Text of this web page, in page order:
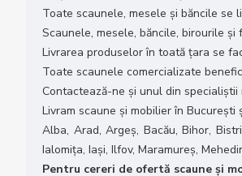
Toate scaunele, mesele și băncile se
Scaunele, mesele, băncile, birourile
Livrarea produselor în toată țara se
Toate scaunele comercializate
Contactează-ne și unul din
Livram scaune și mobilier în
Alba, Arad, Argeș, Bacău, Bihor,
Ialomița, Iași, Ilfov, Maramureș,
Pentru cereri de ofertă scaune și